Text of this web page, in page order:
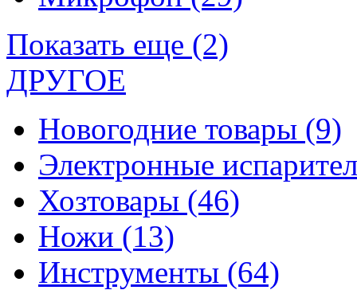
Показать еще (2)
ДРУГОЕ
Новогодние товары (9)
Электронные
Хозтовары (46)
Ножи (13)
Инструменты (64)